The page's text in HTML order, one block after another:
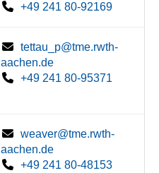
+49 241 80-92169
tettau_p@tme.rwth-
aachen.de
+49 241 80-95371
weaver@tme.rwth-
aachen.de
+49 241 80-48153